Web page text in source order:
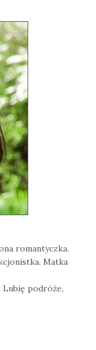
romantyczka.
Matka
Lubię podróże,